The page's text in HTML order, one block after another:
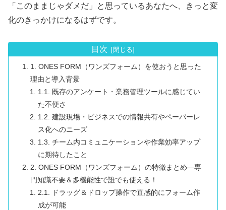
「このままじゃダメだ」と思っているあなたへ、きっと変
化のきっかけになるはずです。
目次
1. ONES FORM（ワンズフォーム）を使おうと思った
理由と導入背景
1.1. 既存のアンケート・業務管理ツールに感じてい
た不便さ
1.2. 建設現場・ビジネスでの情報共有やペーパーレ
ス化へのニーズ
1.3. チーム内コミュニケーションや作業効率アップ
に期待したこと
2. ONES FORM（ワンズフォーム）の特徴まとめ―専
門知識不要＆多機能性で誰でも使える！
2.1. ドラッグ＆ドロップ操作で直感的にフォーム作
成が可能